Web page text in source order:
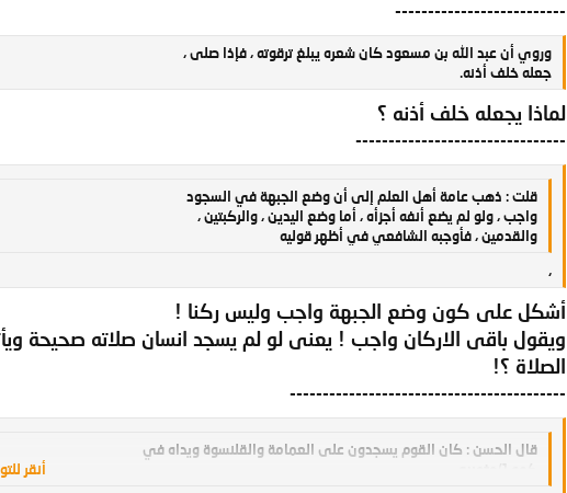
--------------------------
وروي أن عبد الله بن مسعود كان شعره يبلغ ترقوته ، فإذا صلى ،
جعله خلف أذنه.
لماذا يجعله خلف أذنه ؟
--------------------------------
قلت : ذهب عامة أهل العلم إلى أن وضع الجبهة في السجود
واجب ، ولو لم يضع أنفه أجزأه ، أما وضع اليدين ، والركبتين ،
والقدمين ، فأوجبه الشافعي في أظهر قوليه
،
أشكل على كون وضع الجبهة واجب وليس ركنا !
ويقول باقى الاركان واجب ! يعنى لو لم يسجد انسان صلاته صحيحة
الصلاة ؟!
------------------------------------------
قال الحسن : كان القوم يسجدون على العمامة والقلنسوة ويداه في
أنقر